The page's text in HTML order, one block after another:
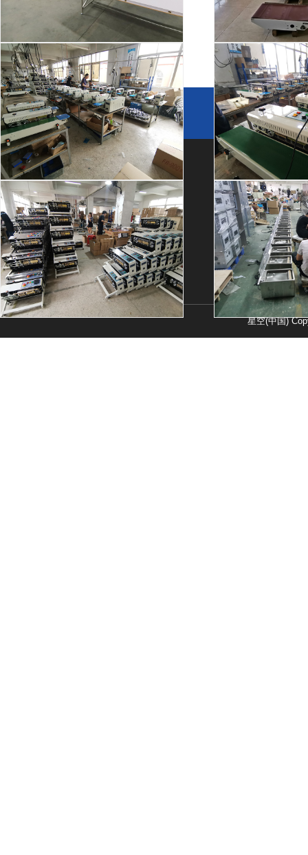
热收缩包装速度和包装效果有紧密的关系
购买机械产品时，质量和服务同等重要。这是每个认识我
他们说的话。不要说价格多低，也不要跟我说哪个机械设
厂房车间 厂
封口机生产 封口
单室真
友情链接
链接申请 +
关于我们
公司简介
厂房设备
荣誉资质
合作伙伴
产品中心
自动封箱机
自动开箱机
自动打包机
查看更多>>
快速链接
应用案例
星空(中国)
星空(中国)
常见问题
星空(中国)